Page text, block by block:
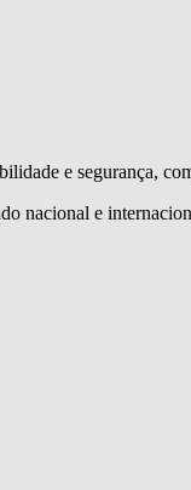
e segurança,
nacional e